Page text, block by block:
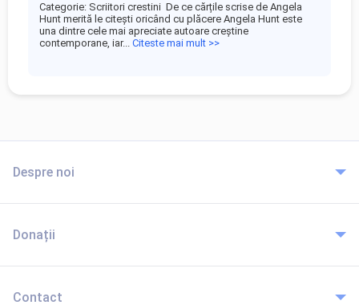
Categorie: Scriitori crestini De ce cărțile scrise de Angela
Hunt merită le citești oricând cu plăcere Angela Hunt este
una dintre cele mai apreciate autoare creștine
contemporane, iar... Citeste mai mult >>
Despre noi
Donații
Contact